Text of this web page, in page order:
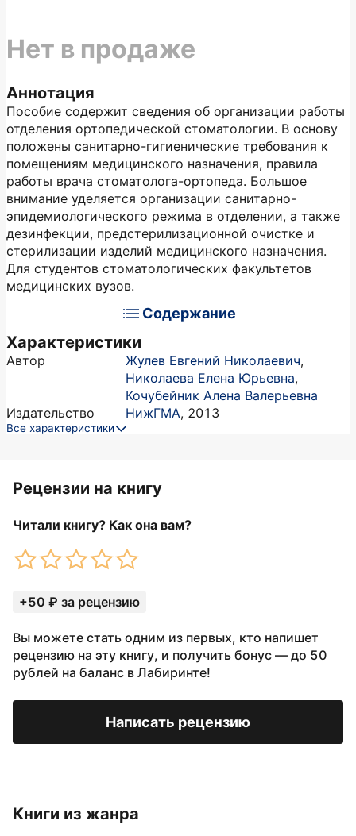
Аннотация
Пособие содержит сведения об организации работы
отделения ортопедической стоматологии. В основу
положены санитарно-гигиенические требования к
помещениям медицинского назначения, правила
работы врача стоматолога-ортопеда. Большое
внимание уделяется организации санитарно-
эпидемиологического режима в отделении, а также
дезинфекции, предстерилизационной очистке и
стерилизации изделий медицинского назначения.
Для студентов стоматологических факультетов
медицинских вузов.
Содержание
Характеристики
Автор Жулев Евгений Николаевич,
Николаева Елена Юрьевна,
Кочубейник Алена Валерьевна
Издательство
НижГМА, 2013
Все характеристики
Нет в продаже
Рецензии на книгу
Читали книгу? Как она вам?
+50 ₽ за рецензию
Вы можете стать одним из первых, кто напишет
рецензию на эту книгу, и получить бонус — до 50
рублей на баланс в Лабиринте!
Написать рецензию
Книги из жанра